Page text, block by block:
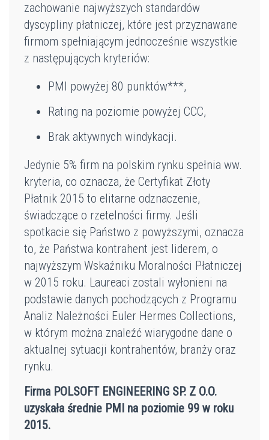
zachowanie najwyższych standardów
dyscypliny płatniczej, które jest przyznawane
firmom spełniającym jednocześnie wszystkie
z następujących kryteriów:
PMI powyżej 80 punktów***,
Rating na poziomie powyżej CCC,
Brak aktywnych windykacji.
Jedynie 5% firm na polskim rynku spełnia ww.
kryteria, co oznacza, że Certyfikat Złoty
Płatnik 2015 to elitarne odznaczenie,
świadczące o rzetelności firmy. Jeśli
spotkacie się Państwo z powyższymi, oznacza
to, że Państwa kontrahent jest liderem, o
najwyższym Wskaźniku Moralności Płatniczej
w 2015 roku. Laureaci zostali wyłonieni na
podstawie danych pochodzących z Programu
Analiz Należności Euler Hermes Collections,
w którym można znaleźć wiarygodne dane o
aktualnej sytuacji kontrahentów, branży oraz
rynku.
Firma POLSOFT ENGINEERING SP. Z O.O.
uzyskała średnie PMI na poziomie 99 w roku
2015.